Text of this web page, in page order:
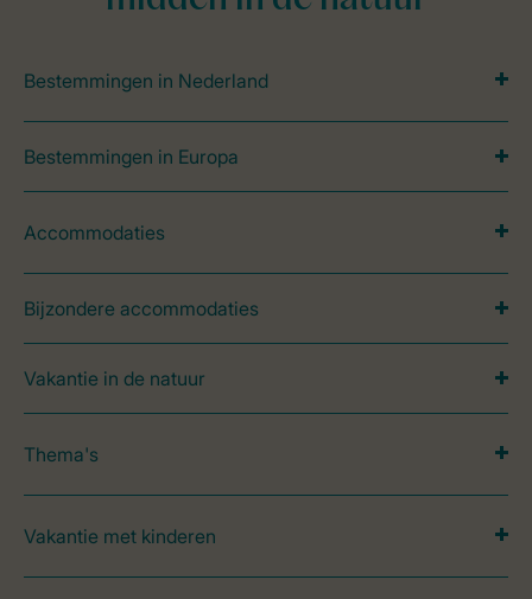
Bestemmingen in Nederland
Bestemmingen in Europa
Accommodaties
Bijzondere accommodaties
Vakantie in de natuur
Thema's
Vakantie met kinderen